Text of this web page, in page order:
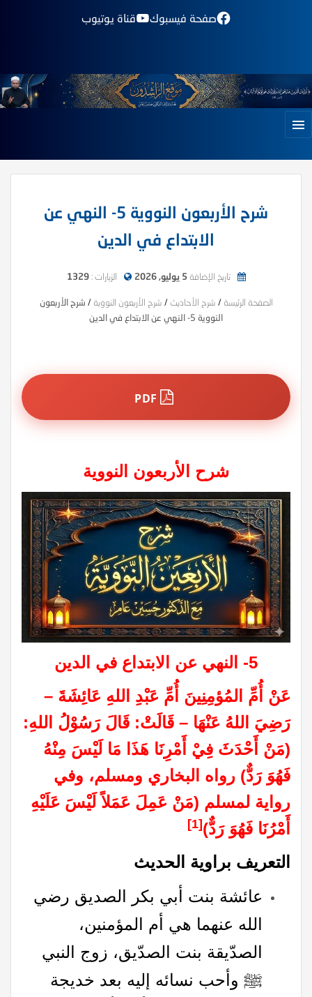
صفحة فيسبوك قناة يوتيوب
شرح الأربعون النووية 5- النهي عن
الابتداع في الدين
تاريخ الإضافة 5 يوليو, 2026 الزيارات :1329
الصفحة الرئيسة / شرح الأحاديث / شرح الأربعون النووية / شرح الأربعون
النووية 5- النهي عن الابتداع في الدين
شرح الأربعون النووية
5- النهي عن الابتداع في الدين
عَنْ أُمِّ المُؤمِنِينَ أُمِّ عَبْدِ اللهِ عَائِشَةَ –
رَضِيَ اللهُ عَنْهَا – قَالَتْ: قَالَ رَسُوْلُ اللهِ:
(مَنْ أَحْدَثَ فِيْ أَمْرِنَا هَذَا مَا لَيْسَ مِنْهُ
فَهُوَ رَدٌّ) رواه البخاري ومسلم، وفي
رواية لمسلم (مَنْ عَمِلَ عَمَلاً لَيْسَ عَلَيْهِ
أَمْرُنَا فَهُوَ رَدٌّ)[1]
التعريف براوية الحديث
عائشة بنت أبي بكر الصديق رضي
الله عنهما هي أم المؤمنين،
الصدّيقة بنت الصدّيق، زوج النبي
ﷺ وأحب نسائه إليه بعد خديجة